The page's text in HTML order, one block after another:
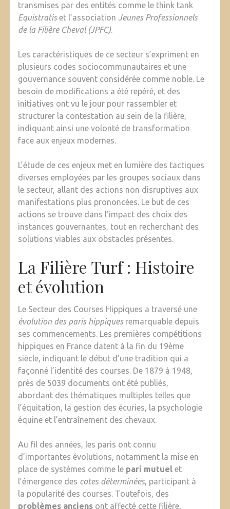
transmises par des entités comme le think tank
Equistratiset l’association Jeunes Professionnels
de la Filière Cheval (JPFC).
Les caractéristiques de ce secteur s’expriment en
plusieurs codes sociocommunautaires et une
gouvernance souvent considérée comme noble. Le
besoin de modifications a été repéré, et des
initiatives ont vu le jour pour rassembler et
structurer la contestation au sein de la filière,
indiquant ainsi une volonté de transformation
face aux enjeux modernes.
L’étude de ces enjeux met en lumière des tactiques
diverses employées par les groupes sociaux dans
le secteur, allant des actions non disruptives aux
manifestations plus prononcées. Le but de ces
actions se trouve dans l’impact des choix des
instances gouvernantes, tout en recherchant des
solutions viables aux obstacles présentes.
La Filière Turf : Histoire
et évolution
Le Secteur des Courses Hippiques a traversé une
évolution des paris hippiquesremarquable depuis
ses commencements. Les premières compétitions
hippiques en France datent à la fin du 19ème
siècle, indiquant le début d’une tradition qui a
façonné l’identité des courses. De 1879 à 1948,
près de 5039 documents ont été publiés,
abordant des thématiques multiples telles que
l’équitation, la gestion des écuries, la psychologie
équine et l’entraînement des chevaux.
Au fil des années, les paris ont connu
d’importantes évolutions, notamment la mise en
place de systèmes comme le pari mutuel et
l’émergence des cotes déterminées, participant à
la popularité des courses. Toutefois, des
problèmes anciens ont affecté cette filière,